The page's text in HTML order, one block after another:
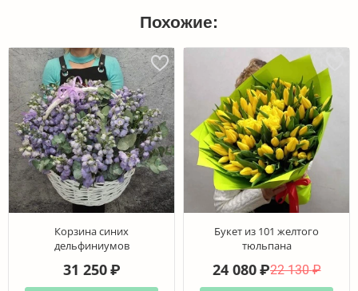
Похожие:
Корзина синих
дельфиниумов
31 250 ₽
Букет из 101 желтого
тюльпана
22 130 ₽
24 080 ₽